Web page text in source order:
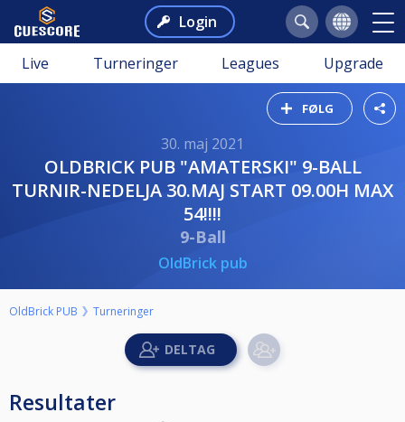
Login
Live Turneringer Leagues Upgrade
FØLG
30. maj 2021
OLDBRICK PUB "AMATERSKI" 9-BALL
TURNIR-NEDELJA 30.MAJ START 09.00H MAX
54!!!!
9-Ball
OldBrick pub
OldBrick PUB Turneringer
Resultater